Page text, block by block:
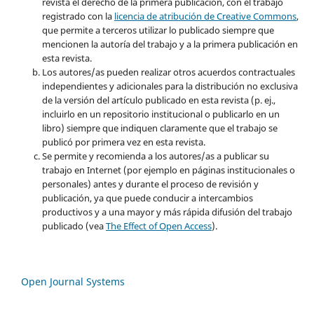
registrado con la licencia de atribución de Creative Commons,
que permite a terceros utilizar lo publicado siempre que
mencionen la autoría del trabajo y a la primera publicación en
esta revista.
Los autores/as pueden realizar otros acuerdos contractuales
independientes y adicionales para la distribución no exclusiva
de la versión del artículo publicado en esta revista (p. ej.,
incluirlo en un repositorio institucional o publicarlo en un
libro) siempre que indiquen claramente que el trabajo se
publicó por primera vez en esta revista.
Se permite y recomienda a los autores/as a publicar su
trabajo en Internet (por ejemplo en páginas institucionales o
personales) antes y durante el proceso de revisión y
publicación, ya que puede conducir a intercambios
productivos y a una mayor y más rápida difusión del trabajo
publicado (veaThe Effect of Open Access).
Open Journal Systems